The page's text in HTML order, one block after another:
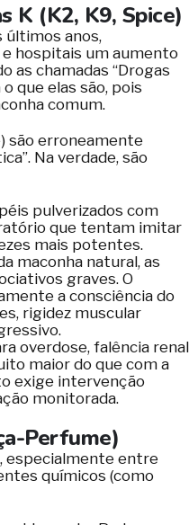
K (K2, K9, Spice)
últimos anos,
hospitais um aumento
as chamadas “Drogas
que elas são, pois
comum.
são erroneamente
Na verdade, são
pulverizados com
que tentam imitar
mais potentes.
maconha natural, as
graves. O
a consciência do
rigidez muscular
overdose, falência renal
maior do que com a
exige intervenção
monitorada.
Perfume)
especialmente entre
químicos (como